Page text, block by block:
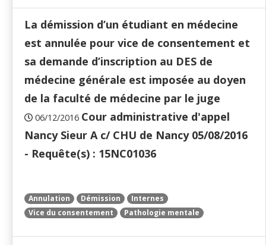
La démission d’un étudiant en médecine
est annulée pour vice de consentement et
sa demande d’inscription au DES de
médecine générale est imposée au doyen
de la faculté de médecine par le juge
06/12/2016 Cour administrative d'appel
Nancy Sieur A c/ CHU de Nancy 05/08/2016
- Requête(s) : 15NC01036
Annulation Démission
Internes
Vice du consentement
Pathologie mentale